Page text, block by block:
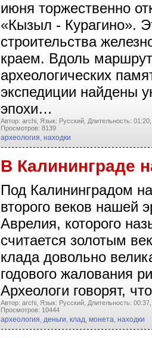
июня торжественно
«Кызыл - Курагино».
строительства
краем. Вдоль
археологических
экспедиции найдены
эпохи…
Автор: archi, Язык: Русский, Длительность: 01:20,
Просмотров: 8139
археология, находки
В Калининграде
Под Калининградом
второго веков нашей
Аврелия, которого
считается золотым
клада довольно
годового жалования
Археологи говорят,
Автор: archi, Язык: Русский, Длительность: 00:37,
Просмотров: 10444
археология, деньги, клад, монета, находки